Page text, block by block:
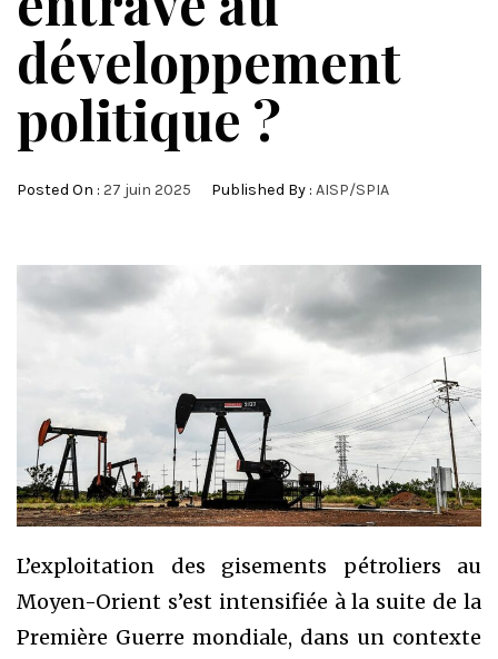
développement
politique ?
Posted On : 27 juin 2025 Published By : AISP/SPIA
L’exploitation des gisements pétroliers au
Moyen-Orient s’est intensifiée à la suite de la
Première Guerre mondiale, dans un contexte